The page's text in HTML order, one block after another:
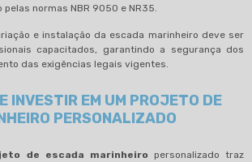
normas NBR 9050 e NR35.
e instalação da escada marinheiro deve ser
capacitados, garantindo a segurança dos
das exigências legais vigentes.
INVESTIR EM UM PROJETO DE
PERSONALIZADO
de escada marinheiro personalizado traz